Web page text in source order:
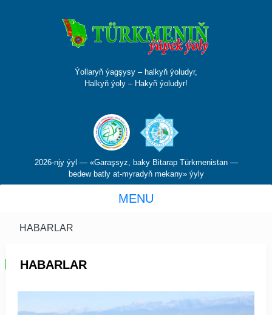
Ýollaryň ýagşysy – halkyň ýoludyr,
Halkyň ýoly – Hakyň ýoludyr!
2026-njy ýyl — «Garaşsyz, baky Bitarap Türkmenistan —
bedew batly at-myradyň mekany» ýyly
MENU
HABARLAR
HABARLAR